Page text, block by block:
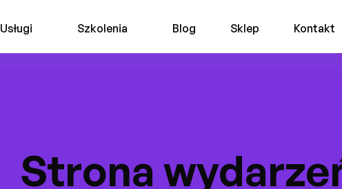
Usługi Szkolenia Blog Sklep Kontakt
Strona